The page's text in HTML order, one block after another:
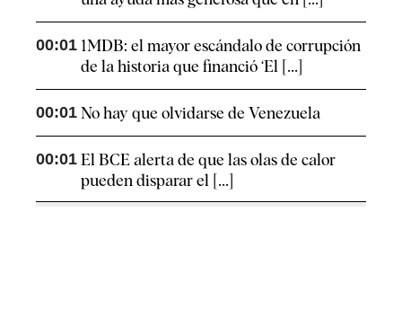
00:01 1MDB: el mayor escándalo de corrupción
de la historia que financió ‘El [...]
00:01 No hay que olvidarse de Venezuela
00:01 El BCE alerta de que las olas de calor
pueden disparar el [...]